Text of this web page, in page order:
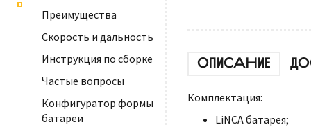
Преимущества
Скорость и дальность
Инструкция по сборке
Частые вопросы
Конфигуратор формы
батареи
ОПИСАНИЕ
Комплектация:
LiNCA батарея;